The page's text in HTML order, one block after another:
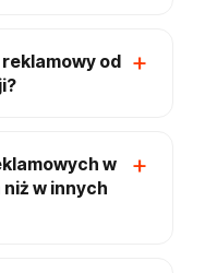
od
w
w innych